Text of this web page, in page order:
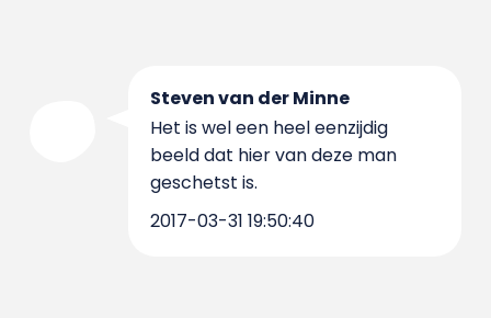
Steven van der Minne
Het is wel een heel eenzijdig
beeld dat hier van deze man
geschetst is.
2017-03-31 19:50:40